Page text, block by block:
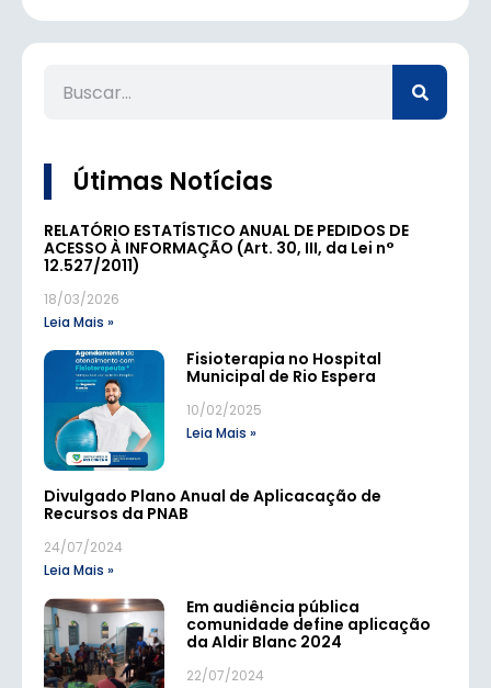
Útimas Notícias
RELATÓRIO ESTATÍSTICO ANUAL DE PEDIDOS DE
ACESSO À INFORMAÇÃO (Art. 30, III, da Lei n°
12.527/2011)
18/03/2026
Leia Mais »
Fisioterapia no Hospital
Municipal de Rio Espera
10/02/2025
Leia Mais »
Divulgado Plano Anual de Aplicacação de
Recursos da PNAB
24/07/2024
Leia Mais »
Em audiência pública
comunidade define aplicação
da Aldir Blanc 2024
22/07/2024